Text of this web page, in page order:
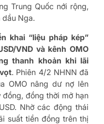
Trung Quốc nới rộng,
Nga.
khai “liệu pháp kép”
VND và kênh OMO
thanh khoản khi lãi
. Phiên 4/2 NHNN đã
OMO nâng dư nợ lên
đồng thời mở hạn
Nhờ các động thái
suất tiền đồng trên thị